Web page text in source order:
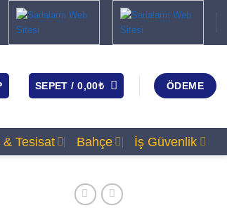
SEPET /0,00₺ ÖDEME
& Tesisat Bahçe İş Güvenlik